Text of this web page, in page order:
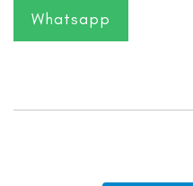
Whatsapp